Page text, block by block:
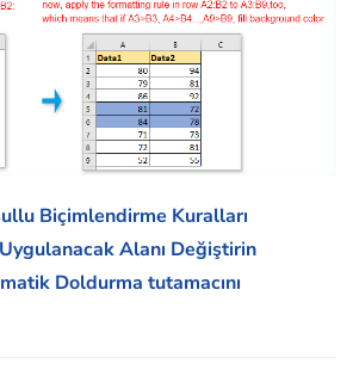
Biçimlendirme Kuralları
Alanı Değiştirin
Doldurma tutamacını